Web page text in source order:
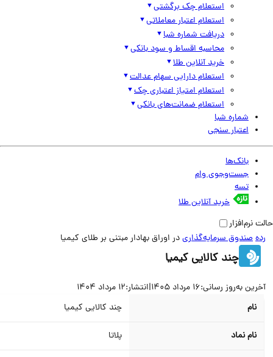
استعلام چک برگشتی
استعلام اعتبار معاملاتی
دریافت شماره شبا
محاسبه اقساط و سود بانکی
خرید آنلاین طلا
استعلام دارایی سهام عدالت
استعلام امتیاز اعتباری چک
استعلام ضمانت‌های بانکی
شماره شبا
اعتبار سنجی
بانک‌ها
جست‌وجوی وام
تسه
خرید آنلاین طلا
صندوق سرمایه‌گذاریدر اوراق بهادار مبتنی بر طلای کیمیا
چند کالایی کیمیا
به‌روز رسانی:16 مرداد 1405 |انتشار:12 مرداد 1404
چند کالایی کیمیا
نام نماد